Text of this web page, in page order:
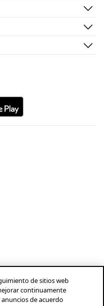
de sitios web
continuamente
de acuerdo